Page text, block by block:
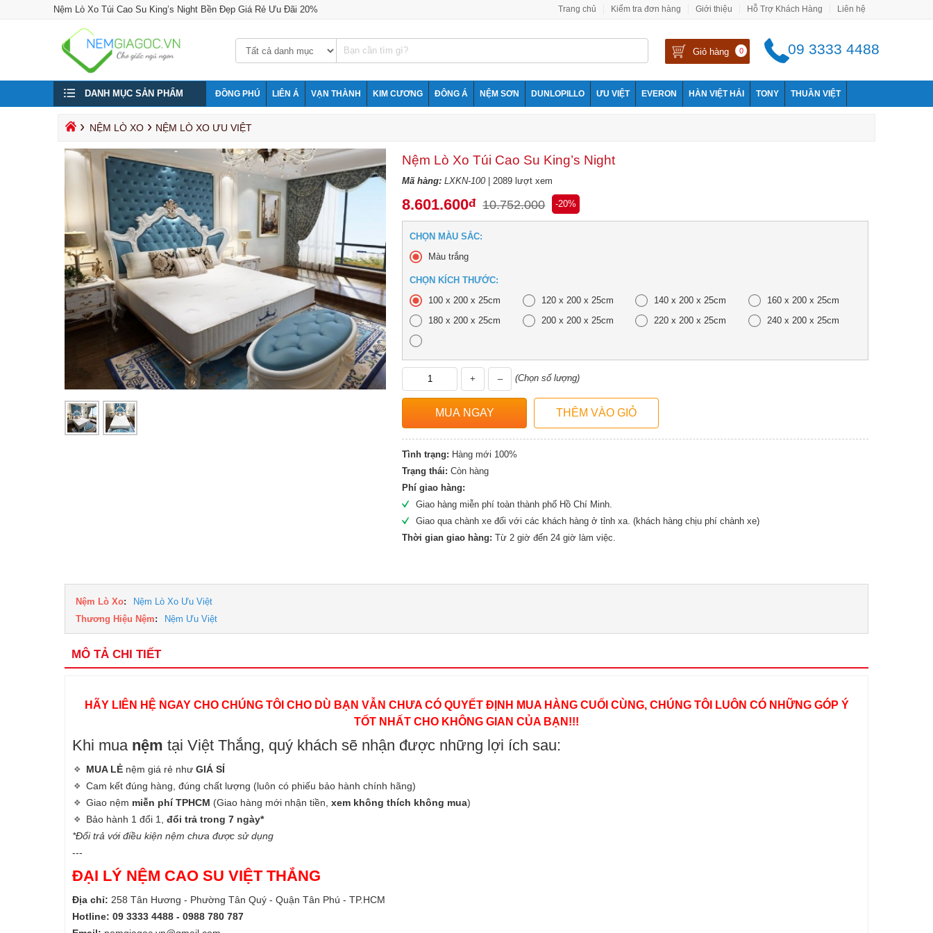
Nệm Lò Xo Túi Cao Su King’s Night Bền Đẹp Giá Rẻ Ưu Đãi 20% Trang chủ Kiểm tra đơn hàng Giới thiệu Hỗ Trợ Khách Hàng Liên hệ
Giỏ hàng 0 09 3333 4488
DANH MỤC SẢN PHẨM ĐỒNG PHÚ LIÊN Á VẠN THÀNH KIM CƯƠNG ĐÔNG Á NỆM SƠN DUNLOPILLO ƯU VIỆT EVERON HÀN VIỆT HẢI TONY THUẦN VIỆT
› NỆM LÒ XO › NỆM LÒ XO ƯU VIỆT
Nệm Lò Xo Túi Cao Su King’s Night
Mã hàng:LXKN-100 | 2089 lượt xem
8.601.600đ 10.752.000 -20%
CHỌN MÀU SẮC:
Màu trắng
CHỌN KÍCH THƯỚC:
100 x 200 x 25cm
120 x 200 x 25cm 140 x 200 x 25cm
160 x 200 x 25cm
180 x 200 x 25cm
200 x 200 x 25cm 220 x 200 x 25cm 240 x 200 x 25cm
+ – (Chọn số lượng)
Tình trạng: Hàng mới 100%
Trạng thái:Còn hàng
Phí giao hàng:
Giao hàng miễn phí toàn thành phố Hồ Chí Minh.
Giao qua chành xe đối với các khách hàng ở tỉnh xa. (khách hàng chịu phí chành xe)
Thời gian giao hàng: Từ 2 giờ đến 24 giờ làm việc.
Nệm Lò Xo:
Nệm Lò Xo Ưu Việt
Thương Hiệu Nệm: Nệm Ưu Việt
MÔ TẢ CHI TIẾT
HÃY LIÊN HỆ NGAY CHO CHÚNG TÔI CHO DÙ BẠN VẪN CHƯA CÓ QUYẾT ĐỊNH MUA HÀNG CUỐI CÙNG, CHÚNG TÔI LUÔN CÓ NHỮNG GÓP Ý
TỐT NHẤT CHO KHÔNG GIAN CỦA BẠN!!!
Khi mua nệm tại Việt Thắng, quý khách sẽ nhận được những lợi ích sau:
MUA LẺnệm giá rẻ như GIÁ SỈ
Cam kết đúng hàng, đúng chất lượng (luôn có phiếu bảo hành chính hãng)
Giao nệm miễn phí TPHCM (Giao hàng mới nhận tiền, xem không thích không mua)
Bảo hành 1 đổi 1, đổi trả trong 7 ngày*
*Đổi trả với điều kiện nệm chưa được sử dụng
---
ĐẠI LÝ NỆM CAO SU VIỆT THẮNG
Địa chỉ: 258 Tân Hương - Phường Tân Quý - Quận Tân Phú - TP.HCM
Hotline: 09 3333 4488 - 0988 780 787